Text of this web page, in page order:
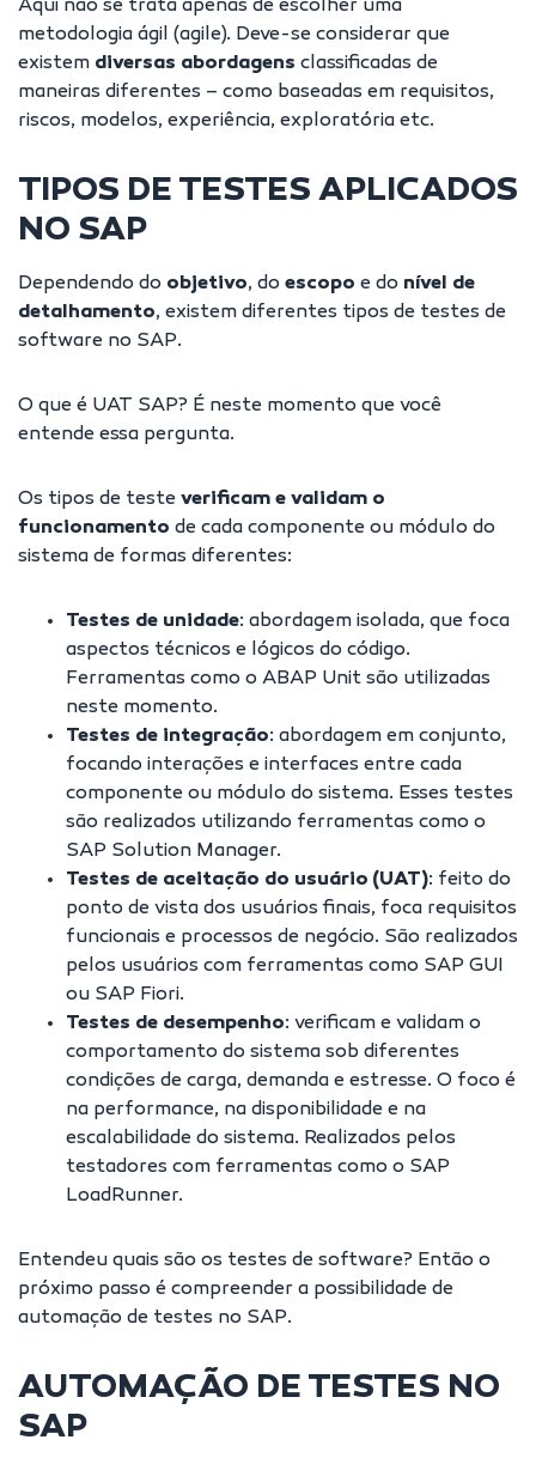
Aqui não se trata apenas de escolher uma
metodologia ágil (agile). Deve-se considerar que
existem diversas abordagens classificadas de
maneiras diferentes – como baseadas em requisitos,
riscos, modelos, experiência, exploratória etc.
TIPOS DE TESTES APLICADOS
NO SAP
Dependendo do objetivo, do escopo e do nível de
detalhamento, existem diferentes tipos de testes de
software no SAP.
O que é UAT SAP? É neste momento que você
entende essa pergunta.
Os tipos de teste verificam e validam o
funcionamento de cada componente ou módulo do
sistema de formas diferentes:
Testes de unidade: abordagem isolada, que foca
aspectos técnicos e lógicos do código.
Ferramentas como o ABAP Unit são utilizadas
neste momento.
Testes de integração: abordagem em conjunto,
focando interações e interfaces entre cada
componente ou módulo do sistema. Esses testes
são realizados utilizando ferramentas como o
SAP Solution Manager.
Testes de aceitação do usuário (UAT): feito do
ponto de vista dos usuários finais, foca requisitos
funcionais e processos de negócio. São realizados
pelos usuários com ferramentas como SAP GUI
ou SAP Fiori.
Testes de desempenho: verificam e validam o
comportamento do sistema sob diferentes
condições de carga, demanda e estresse. O foco é
na performance, na disponibilidade e na
escalabilidade do sistema. Realizados pelos
testadores com ferramentas como o SAP
LoadRunner.
Entendeu quais são os testes de software? Então o
próximo passo é compreender a possibilidade de
automação de testes no SAP.
AUTOMAÇÃO DE TESTES NO
SAP